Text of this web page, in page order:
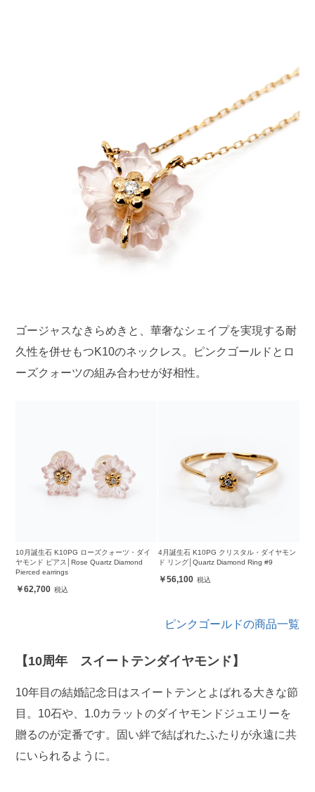
ゴージャスなきらめきと、華奢なシェイプを実現する耐
久性を併せもつK10のネックレス。ピンクゴールドとロ
ーズクォーツの組み合わせが好相性。
10月誕生石 K10PG ローズクォーツ・ダイ
ヤモンド ピアス│Rose Quartz Diamond
Pierced earrings
62,700
4月誕生石 K10PG クリスタル・ダイヤモン
ド リング│Quartz Diamond Ring #9
56,100
ピンクゴールドの商品一覧
【10周年 スイートテンダイヤモンド】
10年目の結婚記念日はスイートテンとよばれる大きな節
目。10石や、1.0カラットのダイヤモンドジュエリーを
贈るのが定番です。固い絆で結ばれたふたりが永遠に共
にいられるように。